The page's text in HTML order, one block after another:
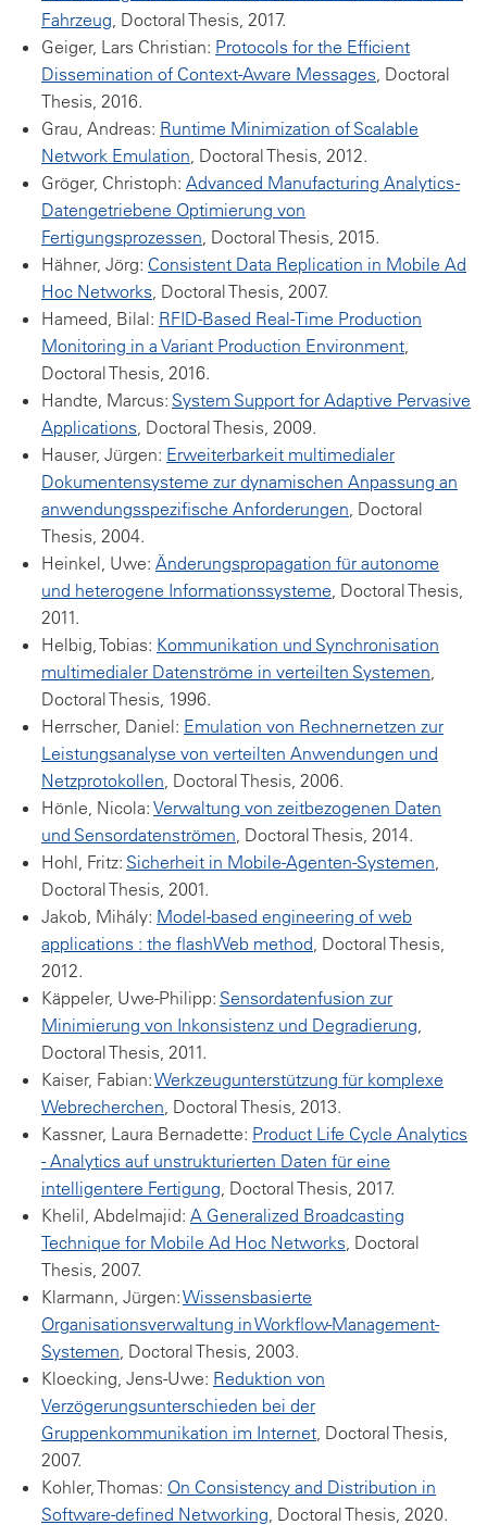
Fahrzeug, Doctoral Thesis, 2017.
Geiger, Lars Christian: Protocols for the Efficient
Dissemination of Context-Aware Messages, Doctoral
Thesis, 2016.
Grau, Andreas: Runtime Minimization of Scalable
Network Emulation, Doctoral Thesis, 2012.
Gröger, Christoph: Advanced Manufacturing Analytics -
Datengetriebene Optimierung von
Fertigungsprozessen, Doctoral Thesis, 2015.
Hähner, Jörg: Consistent Data Replication in Mobile Ad
Hoc Networks, Doctoral Thesis, 2007.
Hameed, Bilal: RFID-Based Real-Time Production
Monitoring in a Variant Production Environment,
Doctoral Thesis, 2016.
Handte, Marcus: System Support for Adaptive Pervasive
Applications, Doctoral Thesis, 2009.
Hauser, Jürgen: Erweiterbarkeit multimedialer
Dokumentensysteme zur dynamischen Anpassung an
anwendungsspezifische Anforderungen, Doctoral
Thesis, 2004.
Heinkel, Uwe: Änderungspropagation für autonome
und heterogene Informationssysteme, Doctoral Thesis,
2011.
Helbig, Tobias: Kommunikation und Synchronisation
multimedialer Datenströme in verteilten Systemen,
Doctoral Thesis, 1996.
Herrscher, Daniel: Emulation von Rechnernetzen zur
Leistungsanalyse von verteilten Anwendungen und
Netzprotokollen, Doctoral Thesis, 2006.
Hönle, Nicola: Verwaltung von zeitbezogenen Daten
und Sensordatenströmen, Doctoral Thesis, 2014.
Hohl, Fritz: Sicherheit in Mobile-Agenten-Systemen,
Doctoral Thesis, 2001.
Jakob, Mihály: Model-based engineering of web
applications : the flashWeb method, Doctoral Thesis,
2012.
Käppeler, Uwe-Philipp: Sensordatenfusion zur
Minimierung von Inkonsistenz und Degradierung,
Doctoral Thesis, 2011.
Kaiser, Fabian:Werkzeugunterstützung für komplexe
Webrecherchen, Doctoral Thesis, 2013.
Kassner, Laura Bernadette: Product Life Cycle Analytics
- Analytics auf unstrukturierten Daten für eine
intelligentere Fertigung, Doctoral Thesis, 2017.
Khelil, Abdelmajid: A Generalized Broadcasting
Technique for Mobile Ad Hoc Networks, Doctoral
Thesis, 2007.
Klarmann, Jürgen:Wissensbasierte
Organisationsverwaltung in Workflow-Management-
Systemen, Doctoral Thesis, 2003.
Kloecking, Jens-Uwe: Reduktion von
Verzögerungsunterschieden bei der
Gruppenkommunikation im Internet, Doctoral Thesis,
2007.
Kohler, Thomas: On Consistency and Distribution in
Software-defined Networking, Doctoral Thesis, 2020.